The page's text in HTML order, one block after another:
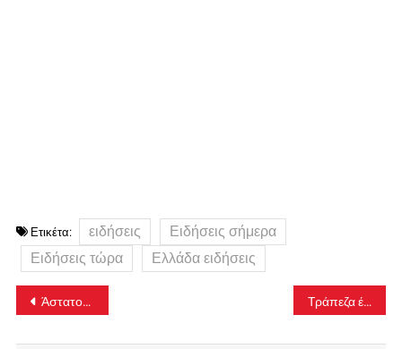
Ετικέτα: ειδήσεις
Ειδήσεις σήμερα
Ειδήσεις τώρα
Ελλάδα ειδήσεις
Πλοήγηση
άρθρων
Άστατος καιρός με νεφώσεις και τοπικές βροχές σήμερα Κυριακή Tράπεζα έβαλε στη μαύρη λίστα του «Τειρεσία» θύμα ηλεκτρονικής απάτης